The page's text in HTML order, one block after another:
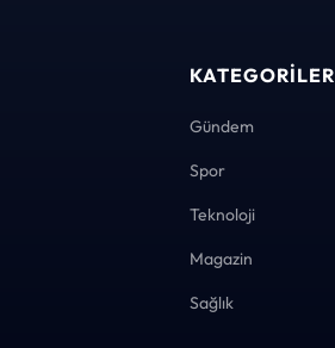
KATEGORILER
Gündem
Spor
Teknoloji
Magazin
Sağlık